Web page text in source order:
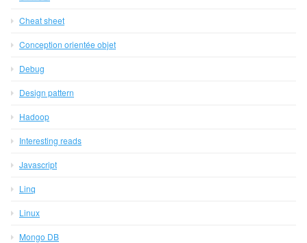
Cheat sheet
Conception orientée objet
Debug
Design pattern
Hadoop
Interesting reads
Javascript
Linq
Linux
Mongo DB